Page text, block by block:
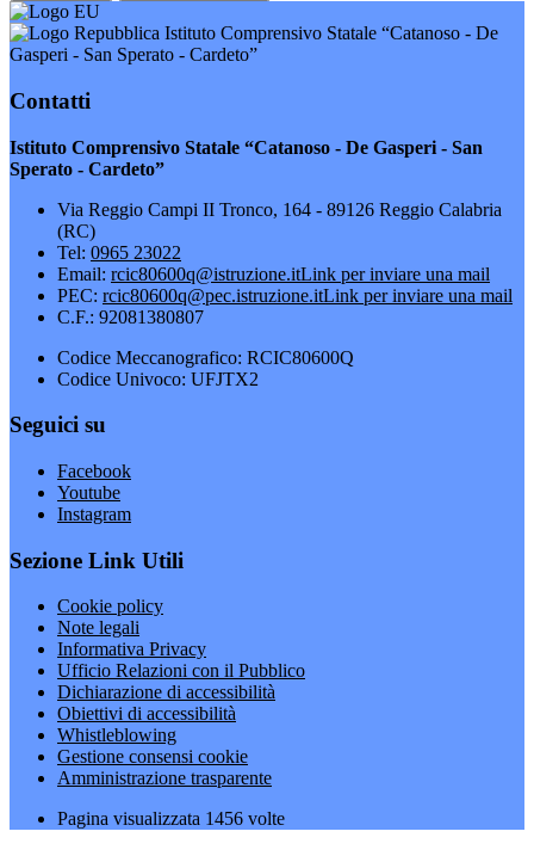
Istituto Comprensivo Statale “Catanoso - De
Gasperi - San Sperato - Cardeto”
Contatti
Istituto Comprensivo Statale “Catanoso - De Gasperi - San
Sperato - Cardeto”
Via Reggio Campi II Tronco, 164 - 89126 Reggio Calabria
(RC)
Tel: 0965 23022
Email: rcic80600q@istruzione.itLink per inviare una mail
PEC: rcic80600q@pec.istruzione.itLink per inviare una mail
C.F.: 92081380807
Codice Meccanografico: RCIC80600Q
Codice Univoco: UFJTX2
Seguici su
Facebook
Youtube
Instagram
Sezione Link Utili
Cookie policy
Note legali
Informativa Privacy
Ufficio Relazioni con il Pubblico
Dichiarazione di accessibilità
Obiettivi di accessibilità
Whistleblowing
Gestione consensi cookie
Amministrazione trasparente
Pagina visualizzata 1456 volte